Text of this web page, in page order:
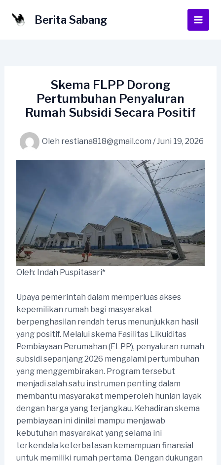
Berita Sabang
Main
Skema FLPP Dorong
Pertumbuhan Penyaluran
Rumah Subsidi Secara Positif
Oleh restiana818@gmail.com /Juni 19, 2026
Oleh: Indah Puspitasari*
Upaya pemerintah dalam memperluas akses
kepemilikan rumah bagi masyarakat
berpenghasilan rendah terus menunjukkan hasil
yang positif. Melalui skema Fasilitas Likuiditas
Pembiayaan Perumahan (FLPP), penyaluran rumah
subsidi sepanjang 2026 mengalami pertumbuhan
yang menggembirakan. Program tersebut
menjadi salah satu instrumen penting dalam
membantu masyarakat memperoleh hunian layak
dengan harga yang terjangkau. Kehadiran skema
pembiayaan ini dinilai mampu menjawab
kebutuhan masyarakat yang selama ini
terkendala keterbatasan kemampuan finansial
untuk memiliki rumah pertama. Dengan dukungan